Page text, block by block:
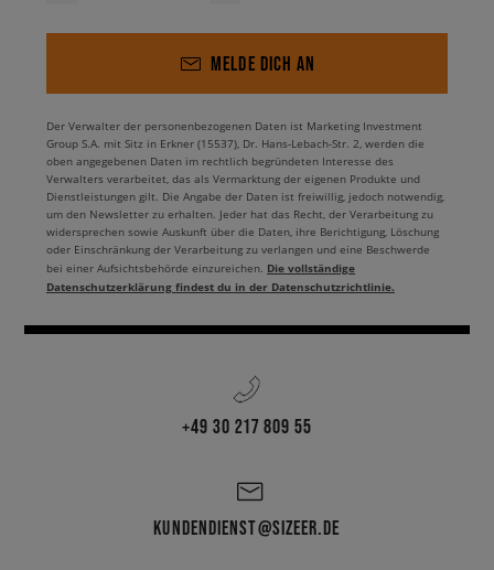
MELDE DICH AN
Der Verwalter der personenbezogenen Daten ist Marketing Investment
Group S.A. mit Sitz in Erkner (15537), Dr. Hans-Lebach-Str. 2, werden die
oben angegebenen Daten im rechtlich begründeten Interesse des
Verwalters verarbeitet, das als Vermarktung der eigenen Produkte und
Dienstleistungen gilt. Die Angabe der Daten ist freiwillig, jedoch notwendig,
um den Newsletter zu erhalten. Jeder hat das Recht, der Verarbeitung zu
widersprechen sowie Auskunft über die Daten, ihre Berichtigung, Löschung
oder Einschränkung der Verarbeitung zu verlangen und eine Beschwerde
bei einer Aufsichtsbehörde einzureichen. Die vollständige
Datenschutzerklärung findest du in der Datenschutzrichtlinie.
+49 30 217 809 55
KUNDENDIENST@SIZEER.DE